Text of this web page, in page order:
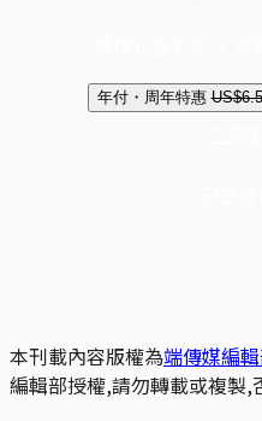
年付・周年特惠 US$6.5
本刊載內容版權為端傳媒編
編輯部授權,請勿轉載或複製,